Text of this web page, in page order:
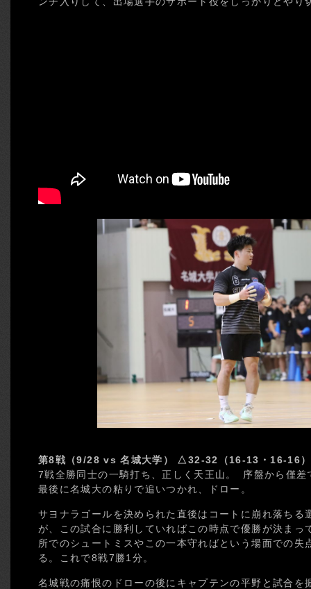
第8戦（9/28 vs 名城大学） △32-32（16-13・16-16）
7戦全勝同士の一騎打ち、正しく天王山。 序盤から僅差
最後に名城大の粘りで追いつかれ、ドロー。
サヨナラゴールを決められた直後はコートに崩れ落ちる
が、この試合に勝利していればこの時点で優勝が決まっ
所でのシュートミスやこの一本守ればという場面での失
る。これで8戦7勝1分。
名城戦の痛恨のドローの後にキャプテンの平野と試合を